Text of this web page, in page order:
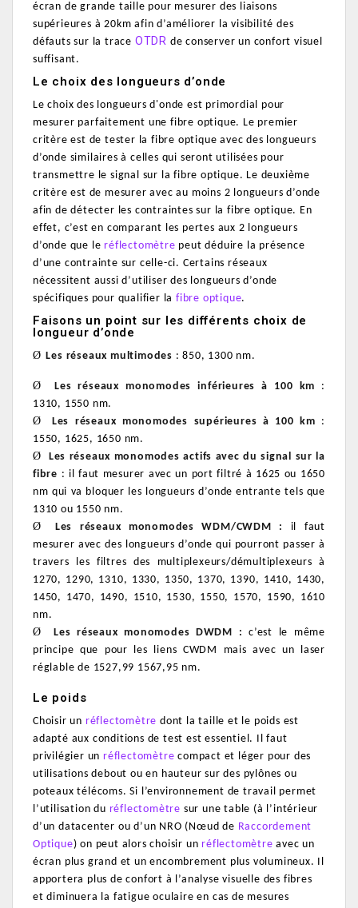
écran de grande taille pour mesurer des liaisons
supérieures à 20km afin d’améliorer la visibilité des
défauts sur la trace OTDR de conserver un confort visuel
suffisant.
Le choix des longueurs d’onde
Le choix des longueurs d'onde est primordial pour
mesurer parfaitement une fibre optique. Le premier
critère est de tester la fibre optique avec des longueurs
d’onde similaires à celles qui seront utilisées pour
transmettre le signal sur la fibre optique. Le deuxième
critère est de mesurer avec au moins 2 longueurs d’onde
afin de détecter les contraintes sur la fibre optique. En
effet, c’est en comparant les pertes aux 2 longueurs
d’onde que leréflectomètre peut déduire la présence
d’une contrainte sur celle-ci. Certains réseaux
nécessitent aussi d’utiliser des longueurs d’onde
spécifiques pour qualifier lafibre optique.
Faisons un point sur les différents choix de
longueur d’onde
Ø Les réseaux multimodes : 850, 1300 nm.
Ø Les réseaux monomodes inférieures à 100 km :
1310, 1550 nm.
Ø
Les réseaux monomodes supérieures à 100 km :
1550, 1625, 1650 nm.
Ø
Les réseaux monomodes actifs avec du signal sur la
fibre : il faut mesurer avec un port filtré à 1625 ou 1650
nm qui va bloquer les longueurs d’onde entrante tels que
1310 ou 1550 nm.
Ø
Les réseaux monomodes WDM/CWDM :
il faut
mesurer avec des longueurs d’onde qui pourront passer à
travers les filtres des multiplexeurs/démultiplexeurs à
1270, 1290, 1310, 1330, 1350, 1370, 1390, 1410, 1430,
1450, 1470, 1490, 1510, 1530, 1550, 1570, 1590, 1610
nm.
Ø
Les réseaux monomodes DWDM : c’est le même
principe que pour les liens CWDM mais avec un laser
réglable de 1527,99 1567,95 nm.
Le poids
Choisir un réflectomètre dont la taille et le poids est
adapté aux conditions de test est essentiel. Il faut
privilégier unréflectomètre compact et léger pour des
utilisations debout ou en hauteur sur des pylônes ou
poteaux télécoms.Si l’environnement de travail permet
l’utilisation du réflectomètre sur une table (à l’intérieur
d’un datacenter ou d’un NRO (Nœud de Raccordement
Optique) on peut alors choisir unréflectomètre avec un
écran plus grand et un encombrement plus volumineux. Il
apportera plus de confort à l’analyse visuelle des fibres
et diminuera la fatigue oculaire en cas de mesures